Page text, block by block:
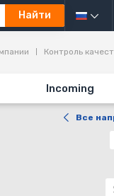
Найти
Incoming
Контроль
Все